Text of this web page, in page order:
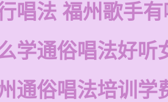
唱法 福州歌手
学通俗唱法好听
通俗唱法培训学